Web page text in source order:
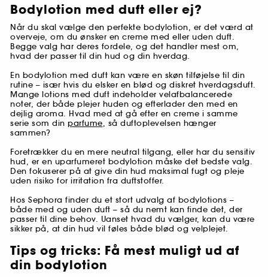
Bodylotion med duft eller ej?
Når du skal vælge den perfekte bodylotion, er det værd at
overveje, om du ønsker en creme med eller uden duft.
Begge valg har deres fordele, og det handler mest om,
hvad der passer til din hud og din hverdag.
En bodylotion med duft kan være en skøn tilføjelse til din
rutine – især hvis du elsker en blød og diskret hverdagsduft.
Mange lotions med duft indeholder velafbalancerede
noter, der både plejer huden og efterlader den med en
dejlig aroma. Hvad med at gå efter en creme i samme
serie som din parfume, så duftoplevelsen hænger
sammen?
Foretrækker du en mere neutral tilgang, eller har du sensitiv
hud, er en uparfumeret bodylotion måske det bedste valg.
Den fokuserer på at give din hud maksimal fugt og pleje
uden risiko for irritation fra duftstoffer.
Hos Sephora finder du et stort udvalg af bodylotions –
både med og uden duft – så du nemt kan finde det, der
passer til dine behov. Uanset hvad du vælger, kan du være
sikker på, at din hud vil føles både blød og velplejet.
Tips og tricks: Få mest muligt ud af
din bodylotion